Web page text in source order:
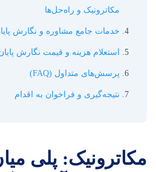
مکاترونیک و راه‌حل‌ها
خدمات جامع مشاوره و نگارش
استعلام هزینه و قیمت نگارش
پرسش‌های متداول (FAQ)
نتیجه‌گیری و فراخوان به اقدام
مکاترونیک: پلی